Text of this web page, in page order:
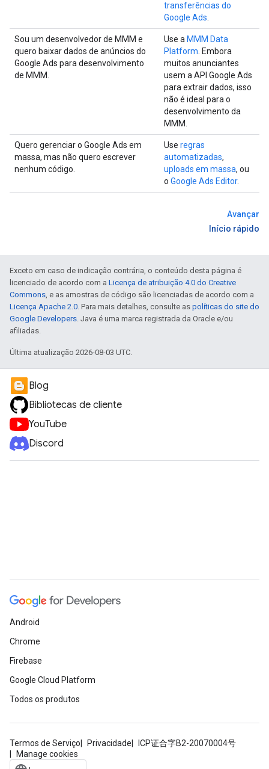
transferências do
Google Ads
Sou um desenvolvedor de MMM e
quero baixar dados de anúncios do
Google Ads para desenvolvimento
de MMM.
Use a MMM Data
Platform . Embora
muitos anunciantes
usem a API Google Ads
para extrair dados, isso
não é ideal para o
desenvolvimento da
MMM.
Quero gerenciar o Google Ads em
massa, mas não quero escrever
nenhum código.
Use regras
automatizadas,
uploads em massa, ou
o Google Ads Editor.
Avançar
Início rápido
Exceto em caso de indicação contrária, o conteúdo desta página é
licenciado de acordo com a Licença de atribuição 4.0 do Creative
Commons, e as amostras de código são licenciadas de acordo com a
Licença Apache 2.0. Para mais detalhes, consulte as políticas do site do
Google Developers. Java é uma marca registrada da Oracle e/ou
afiliadas.
Última atualização 2026-08-03 UTC.
Blog
Bibliotecas de cliente
YouTube
Discord
Android
Chrome
Firebase
Google Cloud Platform
Todos os produtos
Termos de Serviço Privacidade
ICP证合字B2-20070004号
Manage cookies